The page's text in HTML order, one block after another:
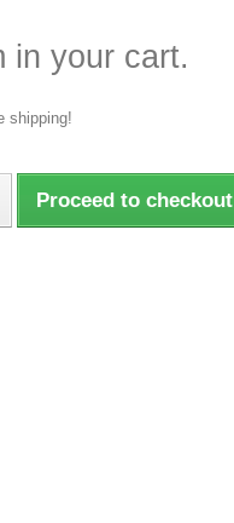
in your cart.
shipping!
Proceed to checkout